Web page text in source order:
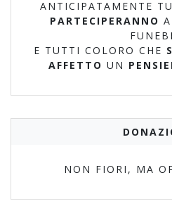
ANTICIPATAMENTE
PARTECIPERANNO
E TUTTI COLORO CHE
AFFETTO UN
NON FIORI, MA